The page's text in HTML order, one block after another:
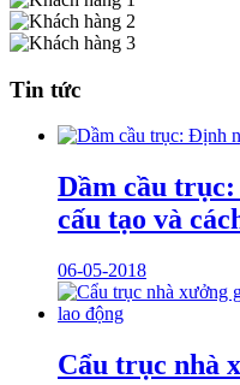
Tin tức
Dầm cầu
cấu tạo và
06-05-2018
Cẩu trục nhà